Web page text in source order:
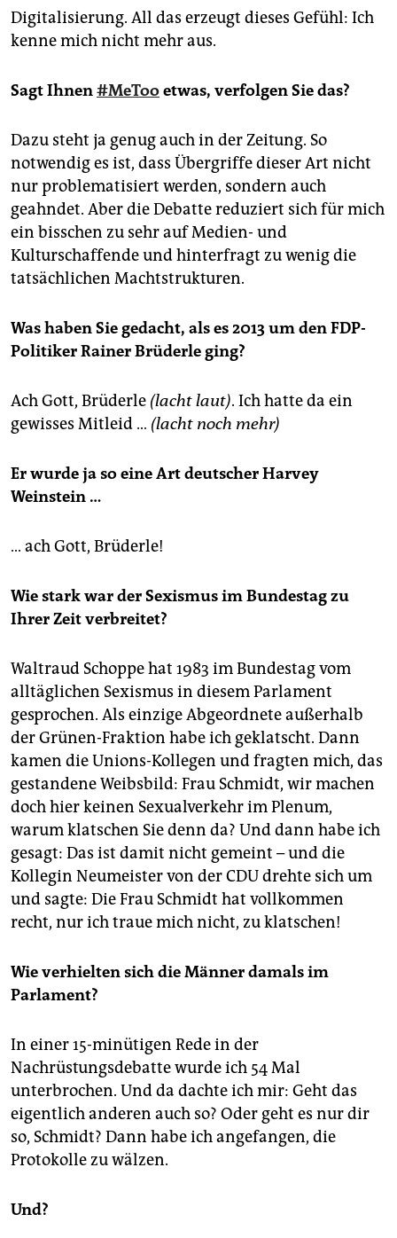
Digitalisierung. All das erzeugt dieses Gefühl: Ich
kenne mich nicht mehr aus.
Sagt Ihnen#MeTooetwas, verfolgen Sie das?
Dazu steht ja genug auch in der Zeitung. So
notwendig es ist, dass Übergriffe dieser Art nicht
nur problematisiert werden, sondern auch
geahndet. Aber die Debatte reduziert sich für mich
ein bisschen zu sehr auf Medien- und
Kulturschaffende und hinterfragt zu wenig die
tatsächlichen Machtstrukturen.
Was haben Sie gedacht, als es 2013 um den FDP-
Politiker Rainer Brüderle ging?
Ach Gott, Brüderle (lacht laut). Ich hatte da ein
gewisses Mitleid … (lacht noch mehr)
Er wurde ja so eine Art deutscher Harvey
Weinstein …
… ach Gott, Brüderle!
Wie stark war der Sexismus im Bundestag zu
Ihrer Zeit verbreitet?
Waltraud Schoppe hat 1983 im Bundestag vom
alltäglichen Sexismus in diesem Parlament
gesprochen. Als einzige Abgeordnete außerhalb
der Grünen-Fraktion habe ich geklatscht. Dann
kamen die Unions-Kollegen und fragten mich, das
gestandene Weibsbild: Frau Schmidt, wir machen
doch hier keinen Sexualverkehr im Plenum,
warum klatschen Sie denn da? Und dann habe ich
gesagt: Das ist damit nicht gemeint – und die
Kollegin Neumeister von der CDU drehte sich um
und sagte: Die Frau Schmidt hat vollkommen
recht, nur ich traue mich nicht, zu klatschen!
Wie verhielten sich die Männer damals im
Parlament?
In einer 15-minütigen Rede in der
Nachrüstungsdebatte wurde ich 54 Mal
unterbrochen. Und da dachte ich mir: Geht das
eigentlich anderen auch so? Oder geht es nur dir
so, Schmidt? Dann habe ich angefangen, die
Protokolle zu wälzen.
Und?